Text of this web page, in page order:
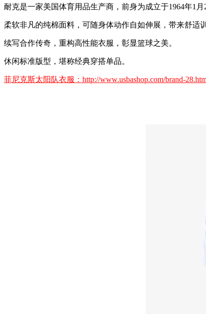
耐克是一家美国体育用品生产商，前身为成立于1964年1月
柔软非凡的纯棉面料，可随身体动作自如伸展，带来舒适
续写合作传奇，重构高性能衣服，彰显篮球之美。
休闲标准版型，堪称经典穿搭单品。
菲尼克斯太阳队衣服：http://www.usbashop.com/brand-